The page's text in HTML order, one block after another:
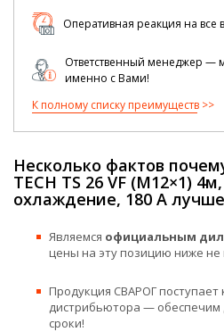
Оперативная реакция на все
Ответственный менеджер —
именно с Вами!
К полному списку преимуществ
Несколько фактов
TECH TS 26 VF (M12×1)
охлаждение, 180 А
Являемся официальным
цены на эту позицию ниже не
Продукция СВАРОГ поступает
дистрибьютора — обеспечим
сроки!